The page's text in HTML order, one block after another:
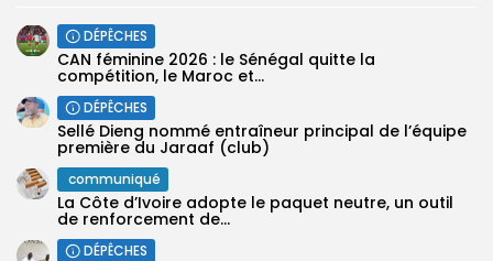
DÉPÊCHES
‎CAN féminine 2026 : le Sénégal quitte la
compétition, le Maroc et...
DÉPÊCHES
Sellé Dieng nommé entraîneur principal de l’équipe
première ‎du Jaraaf (club)
communiqué
La Côte d’Ivoire adopte le paquet neutre, un outil
de renforcement de...
DÉPÊCHES